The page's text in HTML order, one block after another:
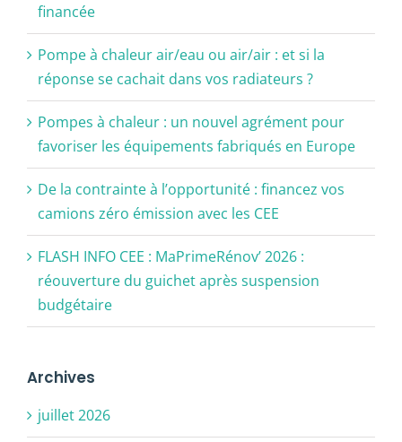
financée
Pompe à chaleur air/eau ou air/air : et si la
réponse se cachait dans vos radiateurs ?
Pompes à chaleur : un nouvel agrément pour
favoriser les équipements fabriqués en Europe
De la contrainte à l’opportunité : financez vos
camions zéro émission avec les CEE
FLASH INFO CEE : MaPrimeRénov’ 2026 :
réouverture du guichet après suspension
budgétaire
Archives
juillet 2026